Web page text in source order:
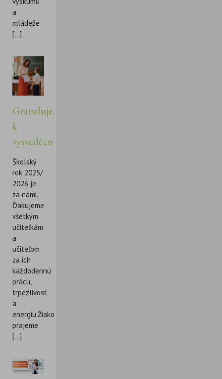
a
mládeže
[...]
Gratulujeme
k
vysvedčeniu!
Školský
rok 2025/
2026 je
za nami.
Ďakujeme
všetkým
učiteľkám
a
učiteľom
za ich
každodennú
prácu,
trpezlivosť
a
energiu.Žiakom
prajeme
[...]